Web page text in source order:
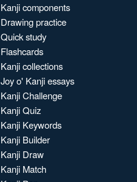
Kanji components
Drawing practice
Quick study
Flashcards
Kanji collections
Joy o' Kanji essays
Kanji Challenge
Kanji Quiz
Kanji Keywords
Kanji Builder
Kanji Draw
Kanji Match